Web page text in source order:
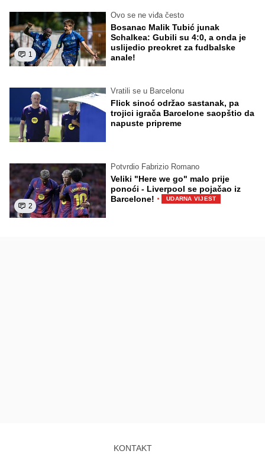
1
Ovo se ne viđa često
Bosanac Malik Tubić junak
Schalkea: Gubili su 4:0, a onda je
uslijedio preokret za fudbalske
anale!
Vratili se u Barcelonu
Flick sinoć održao sastanak, pa
trojici igrača Barcelone saopštio da
napuste pripreme
2
Potvrdio Fabrizio Romano
Veliki "Here we go" malo prije
ponoći - Liverpool se pojačao iz
Barcelone! · UDARNA VIJEST
KONTAKT